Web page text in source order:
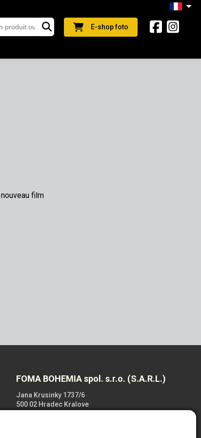
E-shop foto
film
FOMA BOHEMIA spol. s.r.o. (S.A.R.L.)
Jana Krusinky 1737/6
500 02 Hradec Kralove